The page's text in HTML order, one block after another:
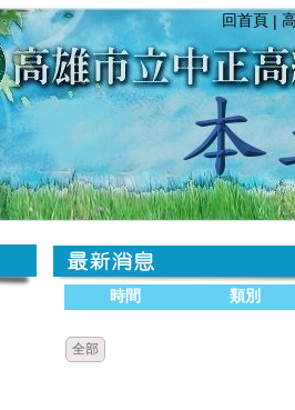
回首頁 |
時間 類別
全部